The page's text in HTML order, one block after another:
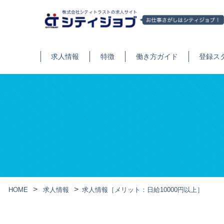
求人情報 特徴 働き方ガイド 登録ス
HOME 求人情報 求人情報［メリット：日給10000円以上］